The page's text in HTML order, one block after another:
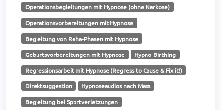
Operationsbegleitungen mit Hypnose (ohne Narkose)
Operationsvorbereitungen mit Hypnose
Begleitung von Reha-Phasen mit Hypnose
Geburtsvorbereitungen mit Hypnose Hypno-Birthing
Regressionsarbeit mit Hypnose (Regress to Cause & Fix it!)
Direktsuggestion Hypnoseaudios nach Mass
Begleitung bei Sportverletzungen